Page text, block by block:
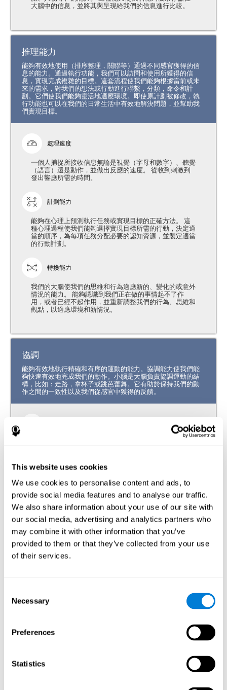
This website uses cookies
We use cookies to personalise content and ads, to
provide social media features and to analyse our traffic.
We also share information about your use of our site with
our social media, advertising and analytics partners who
may combine it with other information that you’ve
provided to them or that they’ve collected from your use
of their services.
Selection
Necessary
Preferences
Statistics
大腦中的信息，並將其與呈現給我們的信息進行比較。
推理能力
能夠有效地使用（排序整理，關聯等）通過不同感官獲得的信
息的能力。通過執行功能，我們可以訪問和使用所獲得的信
息，實現完成複雜的目標。這套流程使我們能夠根據當前或未
來的需求，對我們的想法或行動進行聯繫，分類，命令和計
劃。它們使我們能夠靈活地適應環境。即使原計劃被修改，執
行功能也可以在我們的日常生活中有效地解決問題，並幫助我
們實現目標。
處理速度
一個人捕捉所接收信息無論是視覺（字母和數字）、聽覺
（語言）還是動作，並做出反應的速度。 從收到刺激到
發出響應所需的時間。
計劃能力
能夠在心理上預測執行任務或實現目標的正確方法。 這
種心理過程使我們能夠選擇實現目標所需的行動，決定適
當的順序，為每項任務分配必要的認知資源，並製定適當
的行動計劃。
轉換能力
我們的大腦使我們的思維和行為適應新的、變化的或意外
情況的能力。 能夠認識到我們正在做的事情起不了作
用，或者已經不起作用，並重新調整我們的行為、思維和
觀點，以適應環境和新情況。
協調
能夠有效地執行精確和有序的運動的能力。協調能力使我們能
夠快速有效地完成我們的動作。小腦是大腦負責協調運動的結
構，比如：走路，拿杯子或跳芭蕾舞。它有助於保持我們的動
作之間的一致性以及我們從感官中獲得的反饋。
能檢測、處理和響應刺激的能力。 這種能力與良好的反
應有關，它指的是從我們感知到某件事到我們做出相應反
應的時間。
注意力
的。注意力需要使用大腦從腦幹或頂葉皮層到額葉前皮層的不
同部位。大腦右半球在控制注意力方面起著主要作用。當存在
其他無關緊要的干擾因素，長時間集中注意力，在不同活動之
無論持續多久，我們的大腦都能將注意力集中在客觀刺激